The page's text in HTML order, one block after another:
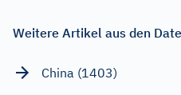
Weitere Artikel aus den
China (1403)